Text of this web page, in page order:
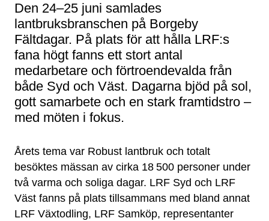
Den 24–25 juni samlades
lantbruksbranschen på Borgeby
Fältdagar. På plats för att hålla LRF:s
fana högt fanns ett stort antal
medarbetare och förtroendevalda från
både Syd och Väst. Dagarna bjöd på sol,
gott samarbete och en stark framtidstro –
med möten i fokus.
Årets tema var Robust lantbruk och totalt
besöktes mässan av cirka 18 500 personer under
två varma och soliga dagar. LRF Syd och LRF
Väst fanns på plats tillsammans med bland annat
LRF Växtodling, LRF Samköp, representanter